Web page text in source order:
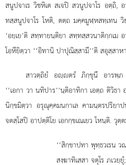
สนูปจาเร วิชหิเต สเจปิ สวนูปจาโร อตฺถิ,
ทสฺสนูปจาโร โหติ, ตตฺถ มคฺคมูฬฺหสทฺเทน
‘อยฺเย’ติ สทฺทายนฺติยา สทฺทสฺสวนาติกฺกเม
โอหียิตฺวา ‘‘อิทานิ ปาปุณิสฺสามี’’ติ สอุสฺสา
สาวตฺถิยํ อฺตรํ ภิกฺขุนึ อารพฺภ
‘‘เอกา วา นทิปาร’’นฺติอาทิกา เอตฺถ ติวิธ
นิกฺขมิตฺวา อรุณุคฺคมนกาเลคามนฺตรปริย
จตสฺโสปิ อาปตฺติโย เอกกฺขเณเยว โหนฺติ. วุตฺ
‘‘สิกฺขาปทา พุทฺธวเรน
สงฺฆาทิเสสา จตุโร ภเวยฺยุํ;